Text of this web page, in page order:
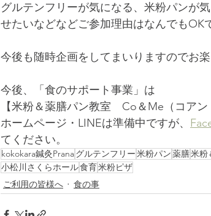
グルテンフリーが気になる、米粉パンが
せたいなどなどご参加理由はなんでもOK
今後も随時企画をしてまいりますのでお楽
今後、「食のサポート事業」は
【米粉＆薬膳パン教室　Co＆Me（コア
ホームページ・LINEは準備中ですが、
てください。
kokokara鍼灸Pranaグルテンフリー米粉パン薬膳米粉
小松川さくらホール食育米粉ピザ
ご利用の皆様へ
食の事